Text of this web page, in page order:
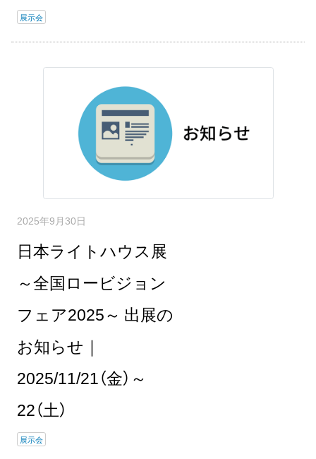
展示会
2025年9月30日
日本ライトハウス展
～全国ロービジョン
フェア2025～ 出展の
お知らせ｜
2025/11/21（金）～
22（土）
展示会